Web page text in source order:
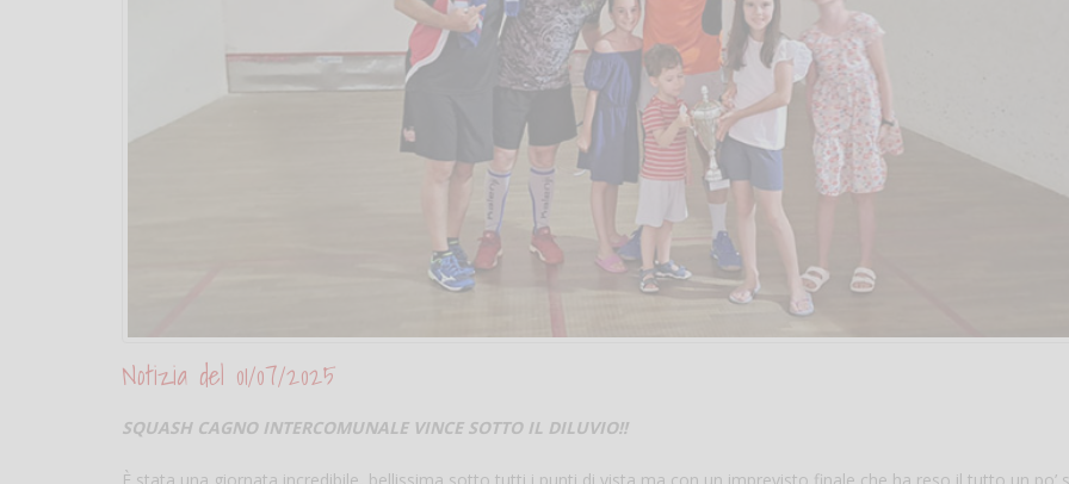
Notizia del 01/07/2025
SQUASH CAGNO INTERCOMUNALE VINCE SOTTO IL DILUVIO!!